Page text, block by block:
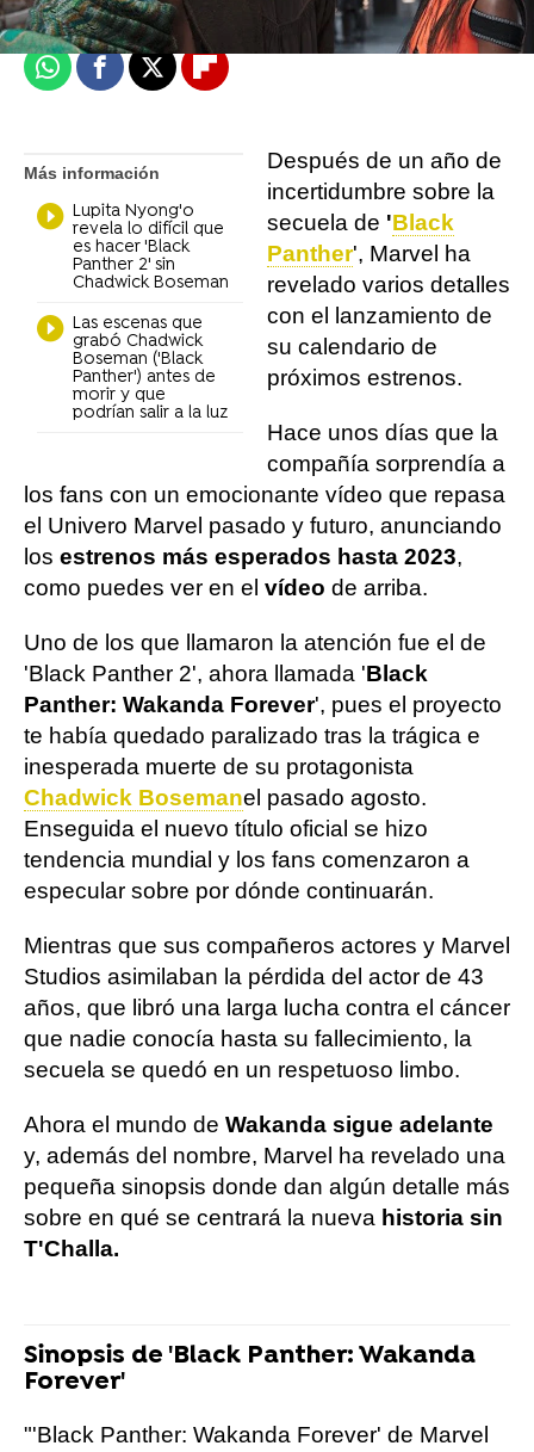
Publicado:06 de mayo de 2021, 12:07
WhatsappFacebook
X Flipboard
Más información
Lupita Nyong'o
revela lo difícil que
es hacer 'Black
Panther 2' sin
Chadwick Boseman
Las escenas que
grabó Chadwick
Boseman ('Black
Panther') antes de
morir y que
podrían salir a la luz
Después de un año de
incertidumbre sobre la
secuela de 'Black
Panther', Marvel ha
revelado varios detalles
con el lanzamiento de
su calendario de
próximos estrenos.
Hace unos días que la
compañía sorprendía a
los fans con un emocionante vídeo que repasa
el Univero Marvel pasado y futuro, anunciando
los estrenos más esperados hasta 2023,
como puedes ver en el vídeo de arriba.
Uno de los que llamaron la atención fue el de
'Black Panther 2', ahora llamada 'Black
Panther: Wakanda Forever', pues el proyecto
te había quedado paralizado tras la trágica e
inesperada muerte de su protagonista
Chadwick Bosemanel pasado agosto.
Enseguida el nuevo título oficial se hizo
tendencia mundial y los fans comenzaron a
especular sobre por dónde continuarán.
Mientras que sus compañeros actores y Marvel
Studios asimilaban la pérdida del actor de 43
años, que libró una larga lucha contra el cáncer
que nadie conocía hasta su fallecimiento, la
secuela se quedó en un respetuoso limbo.
Ahora el mundo de Wakanda sigue adelante
y, además del nombre, Marvel ha revelado una
pequeña sinopsis donde dan algún detalle más
sobre en qué se centrará la nueva historia sin
T'Challa.
Sinopsis de 'Black Panther: Wakanda
Forever'
"'Black Panther: Wakanda Forever' de Marvel